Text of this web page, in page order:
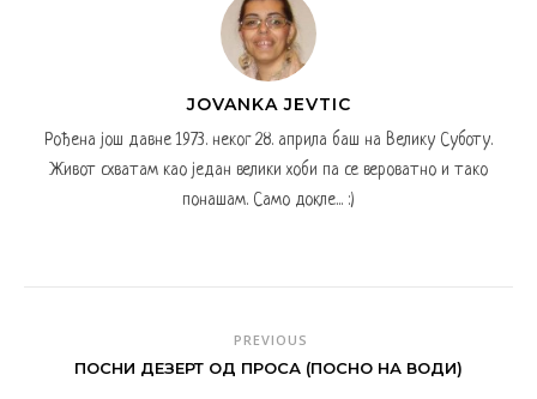
JOVANKA JEVTIC
Рођена још давне 1973. неког 28. априла баш на Велику Суботу.
Живот схватам као један велики хоби па се вероватно и тако
понашам. Само докле... :)
PREVIOUS
ПОСНИ ДЕЗЕРТ ОД ПРОСА (ПОСНО НА ВОДИ)